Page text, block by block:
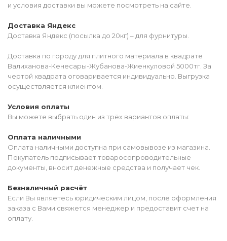
и условия доставки вы можете посмотреть на сайте.
Доставка Яндекс
Доставка Яндекс (посылка до 20кг) – для фурнитуры.
Доставка по городу для плитного материала в квадрате
Валиханова-Кенесары-Жубанова-Жиенкуловой 5000тг. За
чертой квадрата оговаривается индивидуально. Выгрузка
осуществляется клиентом.
Условия оплаты
Вы можете выбрать один из трёх вариантов оплаты:
Оплата наличными
Оплата наличными доступна при самовывозе из магазина.
Покупатель подписывает товаросопроводительные
документы, вносит денежные средства и получает чек.
Безналичный расчёт
Если Вы являетесь юридическим лицом, после оформления
заказа с Вами свяжется менеджер и предоставит счет на
оплату.